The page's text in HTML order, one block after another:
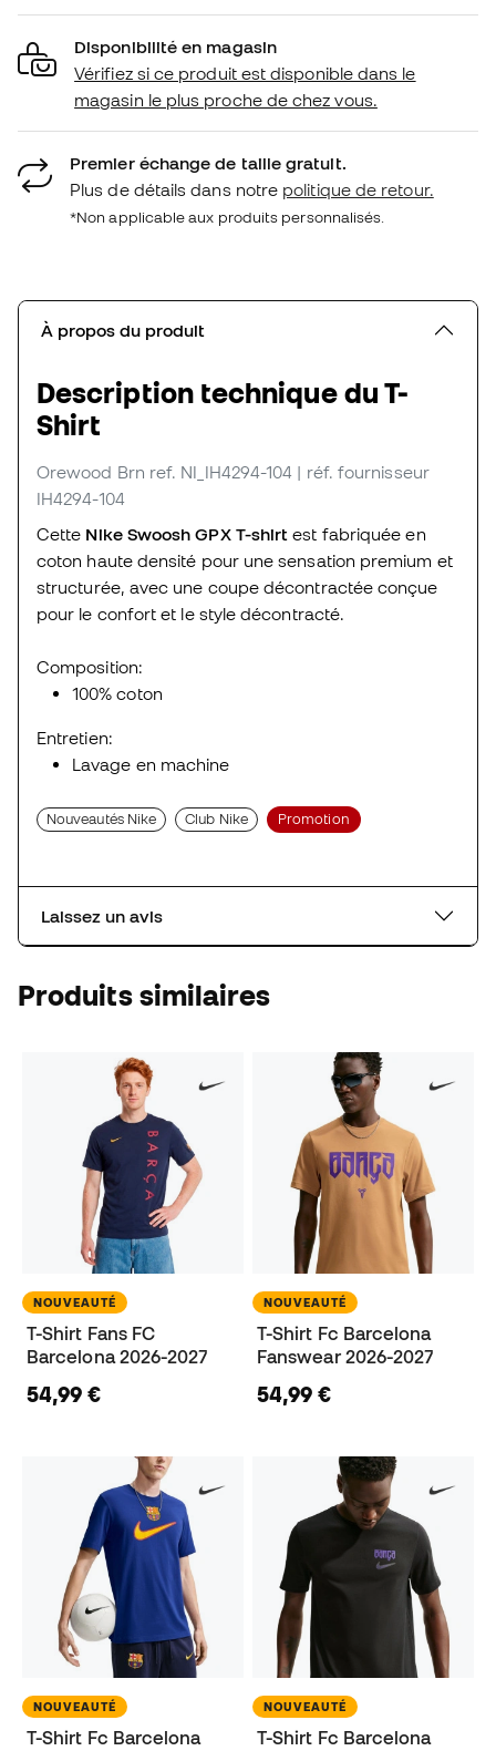
Disponibilité en magasin
Vérifiez si ce produit est disponible dans le
magasin le plus proche de chez vous.
Premier échange de taille gratuit.
Plus de détails dans notre politique de retour.
*Non applicable aux produits personnalisés.
À propos du produit
Description technique du T-
Shirt
Orewood Brn ref. NI_IH4294-104 | réf. fournisseur
IH4294-104
Cette Nike Swoosh GPX T-shirt est fabriquée en
coton haute densité pour une sensation premium et
structurée, avec une coupe décontractée conçue
pour le confort et le style décontracté.
Composition:
100% coton
Entretien:
Lavage en machine
Nouveautés Nike Club Nike Promotion
Laissez un avis
Produits similaires
NOUVEAUTÉ
T-Shirt Fans FC
Barcelona 2026-2027
54,99 €
NOUVEAUTÉ
T-Shirt Fc Barcelona
Fanswear 2026-2027
54,99 €
NOUVEAUTÉ
T-Shirt Fc Barcelona
NOUVEAUTÉ
T-Shirt Fc Barcelona